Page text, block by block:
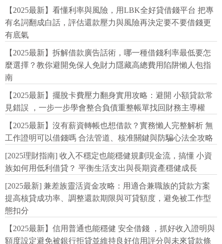
【2025最新】看懂利率與風險，用LBK全好貸借錢平台 把專
有名詞翻成白話，評估還款壓力與風險再決定要不要借錢更
有底氣
【2025最新】拆解借款廣告話術，哪一種借錢利率最低要怎
麼選擇？教你避開免保人免財力隱藏高總費用陷阱懶人包指
南
【2025最新】擺脫卡費壓力翻身實用攻略：避開 小額貸款常
見錯誤 ，一步一步學會整合負債重整帳單找回財務主導權
【2025最新】沒有薪資轉帳也想借款？實務懶人完整解析 無
工作證明可以借錢嗎 合法管道、核准關鍵與防騙心法全攻略
[2025理財指南] 收入不穩定也能穩健規劃現金流，搞懂 小資
族如何用低利借貸？ 平衡生活支出與長期資產穩健成長
[2025最新] 兼差族靈活資金攻略：用適合兼職族的貸款方案
提高核貸成功率、調整還款期限與可貸額度，避免被工作型
態扣分
【2025最新】信用普通也能穩健 安全借錢 ，抓好收入證明與
額度設定避免被銀行拒貸並維持良好信用評分與未來貸款條